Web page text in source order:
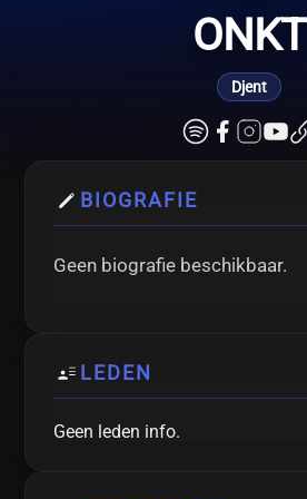
ONKT
Djent
BIOGRAFIE
Geen biografie beschikbaar.
LEDEN
Geen leden info.